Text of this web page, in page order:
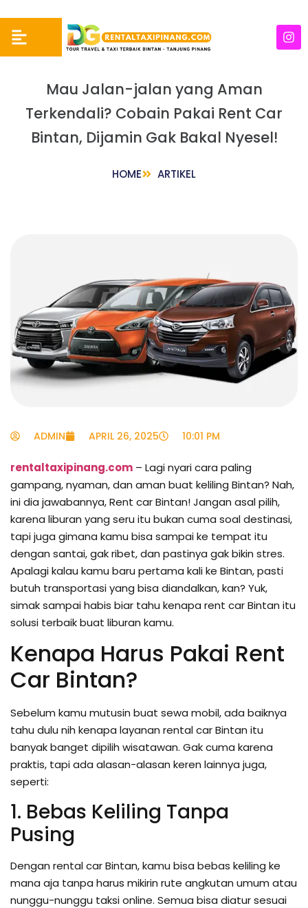
Mau Jalan-jalan yang Aman
Terkendali? Cobain Pakai Rent Car
Bintan, Dijamin Gak Bakal Nyesel!
HOME ARTIKEL
ADMIN APRIL 26, 2025 10:01 PM
rentaltaxipinang.com – Lagi nyari cara paling
gampang, nyaman, dan aman buat keliling Bintan? Nah,
ini dia jawabannya, Rent car Bintan! Jangan asal pilih,
karena liburan yang seru itu bukan cuma soal destinasi,
tapi juga gimana kamu bisa sampai ke tempat itu
dengan santai, gak ribet, dan pastinya gak bikin stres.
Apalagi kalau kamu baru pertama kali ke Bintan, pasti
butuh transportasi yang bisa diandalkan, kan? Yuk,
simak sampai habis biar tahu kenapa rent car Bintan itu
solusi terbaik buat liburan kamu.
Kenapa Harus Pakai Rent
Car Bintan?
Sebelum kamu mutusin buat sewa mobil, ada baiknya
tahu dulu nih kenapa layanan rental car Bintan itu
banyak banget dipilih wisatawan. Gak cuma karena
praktis, tapi ada alasan-alasan keren lainnya juga,
seperti:
1. Bebas Keliling Tanpa
Pusing
Dengan rental car Bintan, kamu bisa bebas keliling ke
mana aja tanpa harus mikirin rute angkutan umum atau
nunggu-nunggu taksi online. Semua bisa diatur sesuai